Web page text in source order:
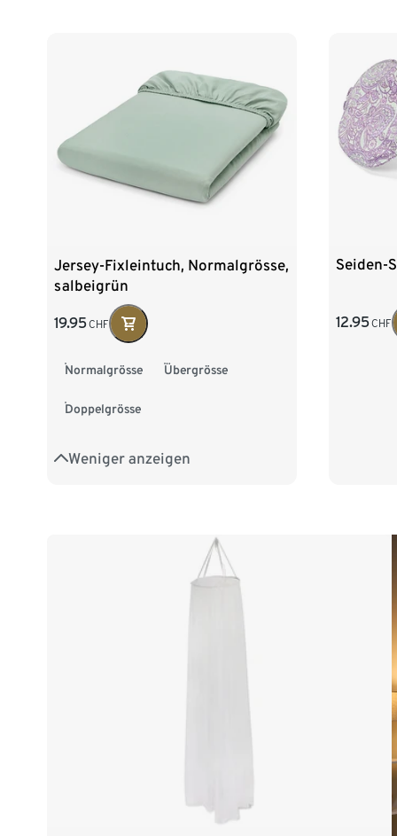
Jersey-Fixleintuch, Normalgrösse,
salbeigrün
19.95CHF
Weniger anzeigen
Normalgrösse Übergrösse
Doppelgrösse
Seiden-
12.95CHF